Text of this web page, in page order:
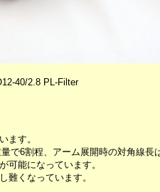
40/2.8 PL-Filter
ます。
で6割程、アーム展開時の対角線長
可能になっています。
難くなっています。